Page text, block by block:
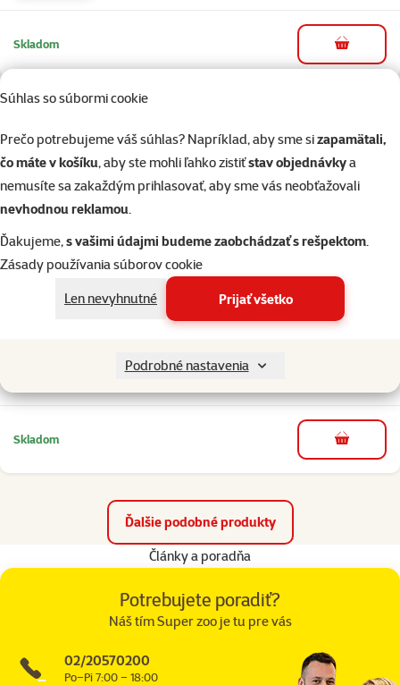
Súhlas so súbormi cookie
Prečo potrebujeme váš súhlas? Napríklad, aby sme sizapamätali,
čo máte v košíku, aby ste mohli ľahko zistiťstav objednávkya
nemusíte sa zakaždým prihlasovať, aby sme vás neobťažovali
nevhodnou reklamou.
Ďakujeme,s vašimi údajmi budeme zaobchádzať s rešpektom.
Zásady používania súborov cookie
Len nevyhnutné
Prijať všetko
Podrobné nastavenia
Skladom do košíka
Interaktívny zásobník vypúšťajúci maškrty
Cena
17,99 €
Skladom do košíka
Hodnotenie 0%
Cena
16,69 €
Skladom do košíka
Ďalšie podobné produkty
Články a poradňa
Potrebujete poradiť?
Náš tím Super zoo je tu pre vás
02/20570200
Po–Pi 7:00 – 18:00